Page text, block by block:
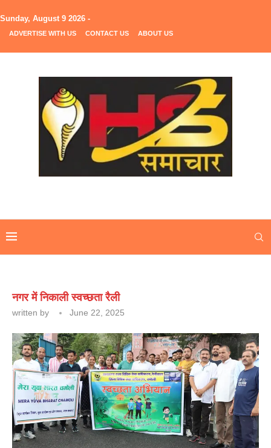
Sunday, August 9 2026 -
ADVERTISE WITH US CONTACT US ABOUT US
नगर में निकाली स्वच्छता रैली
written by June 22, 2025